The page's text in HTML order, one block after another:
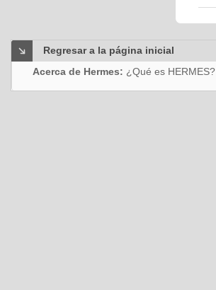
Regresar a la página inicial
Acerca de Hermes: ¿Qué es HERMES?